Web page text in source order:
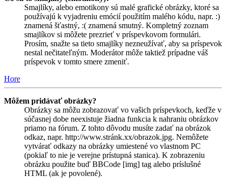
Smajlíky, alebo emotikony sú malé grafické obrázky, ktoré sa
používajú k vyjadreniu emócií použitím malého kódu, napr. :)
znamená šťastný, :( znamená smutný. Kompletný zoznam
smajlíkov si môžete prezrieť v príspevkovom formulári.
Prosím, snažte sa tieto smajlíky nezneužívať, aby sa príspevok
nestal nečitateľným. Moderátor môže taktiež prípadne váš
príspevok v tomto smere zmeniť.
Hore
Môžem pridávať obrázky?
Obrázky sa môžu zobrazovať vo vašich príspevkoch, keďže v
súčasnej dobe neexistuje žiadna funkcia k nahraniu obrázkov
priamo na fórum. Z tohto dôvodu musíte zadať na obrázok
odkaz, napr. http://www.stránk.xx/obrazok.jpg. Nemôžete
vytvárať odkazy na obrázky umiestené vo vlastnom PC
(pokiaľ to nie je verejne prístupná stanica). K zobrazeniu
obrázku použite buď BBCode [img] tag alebo príslušné
HTML (ak je povolené).